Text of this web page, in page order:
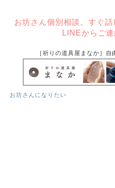
お坊さん個別相談。すぐ
LINEからご
［祈りの道具屋まなか］
お坊さんになりたい